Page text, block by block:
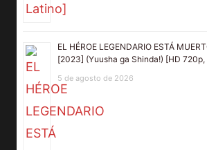
EL HÉROE LEGENDARIO ESTÁ
[2023] (Yuusha ga Shinda!) [HD
5 de agosto de 2026